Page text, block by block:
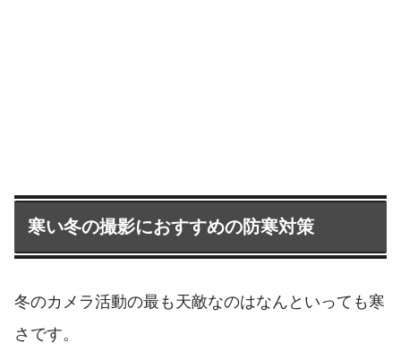
寒い冬の撮影におすすめの防寒対策
冬のカメラ活動の最も天敵なのはなんといっても寒
さです。